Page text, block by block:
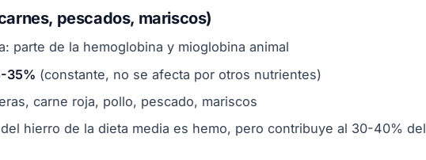
pescados, mariscos)
parte de la hemoglobina y mioglobina animal
35% (constante, no se afecta por otros nutrientes)
carne roja, pollo, pescado, mariscos
hierro de la dieta media es hemo, pero contribuye al 30-40% del